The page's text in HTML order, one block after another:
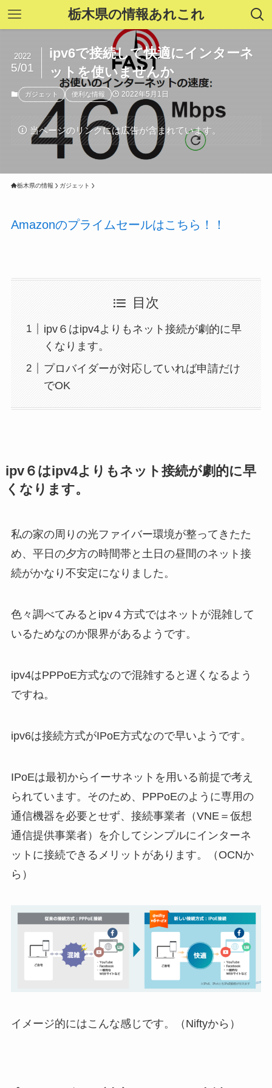
栃木県の情報あれこれ
ipv6で接続して快適にインターネ
ットを使いませんか
2022
5/01
ガジェット 便利な情報 2022年5月1日
当ページのリンクには広告が含まれています。
栃木県の情報 ガジェット
Amazonのプライムセールはこちら！！
目次
ipv６はipv4よりもネット接続が劇的に早
くなります。
プロバイダーが対応していれば申請だけ
でOK
ipv６はipv4よりもネット接続が劇的に早
くなります。
私の家の周りの光ファイバー環境が整ってきたた
め、平日の夕方の時間帯と土日の昼間のネット接
続がかなり不安定になりました。
色々調べてみるとipv４方式ではネットが混雑して
いるためなのか限界があるようです。
ipv4はPPPoE方式なので混雑すると遅くなるよう
ですね。
ipv6は接続方式がIPoE方式なので早いようです。
IPoEは最初からイーサネットを用いる前提で考え
られています。そのため、PPPoEのように専用の
通信機器を必要とせず、接続事業者（VNE＝仮想
通信提供事業者）を介してシンプルにインターネ
ットに接続できるメリットがあります。（OCNか
ら）
イメージ的にはこんな感じです。（Niftyから）